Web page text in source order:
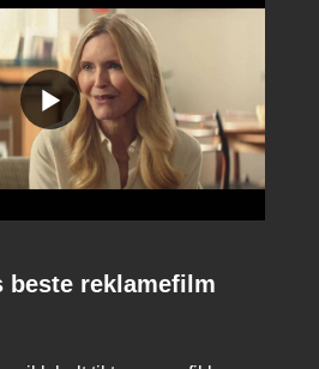
beste reklamefilm